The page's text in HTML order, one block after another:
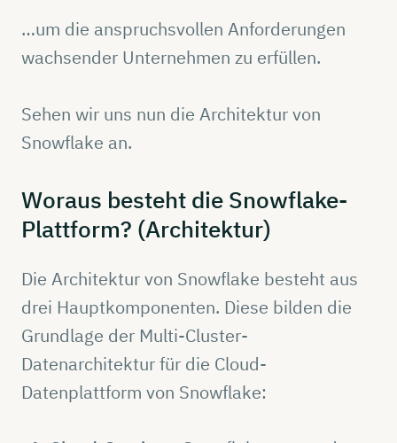
…um die anspruchsvollen Anforderungen
wachsender Unternehmen zu erfüllen.
Sehen wir uns nun die Architektur von
Snowflake an.
Woraus besteht die Snowflake-
Plattform? (Architektur)
Die Architektur von Snowflake besteht aus
drei Hauptkomponenten. Diese bilden die
Grundlage der Multi-Cluster-
Datenarchitektur für die Cloud-
Datenplattform von Snowflake: